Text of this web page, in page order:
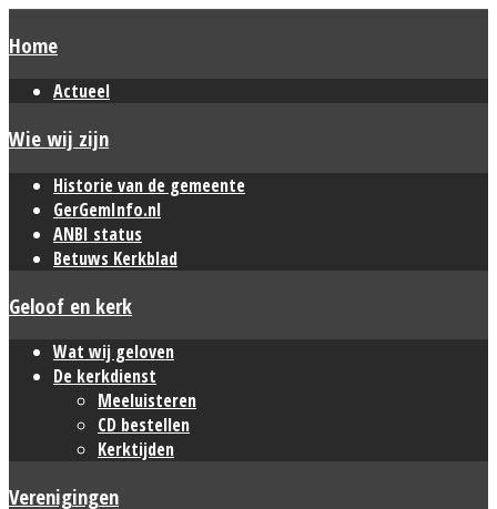
Home
Actueel
Wie wij zijn
Historie van de gemeente
GerGemInfo.nl
ANBI status
Betuws Kerkblad
Geloof en kerk
Wat wij geloven
De kerkdienst
Meeluisteren
CD bestellen
Kerktijden
Verenigingen